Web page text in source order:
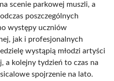
scenie parkowej muszli, a
poszczególnych
występy uczniów
jak i profesjonalnych
wystąpią młodzi artyści
a kolejny tydzień to czas na
spojrzenie na lato.